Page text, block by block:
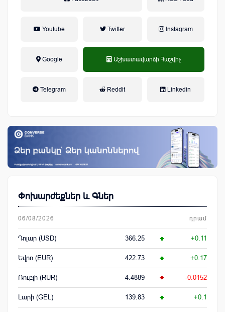
Youtube Twitter Instagram
Google Աշխատավարձի Հաշվիչ
Telegram Reddit Linkedin
Փոխարժեքներ և Գներ
06/08/2026 դրամ
Դոլար (USD) 366.25 +0.11
Եվրո (EUR) 422.73 +0.17
Ռուբլի (RUR) 4.4889 -0.0152
Լարի (GEL) 139.83 +0.1